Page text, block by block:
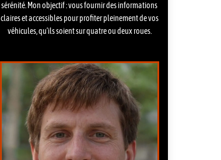
sérénité. Mon objectif : vous fournir des informations
claires et accessibles pour profiter pleinement de vos
véhicules, qu’ils soient sur quatre ou deux roues.